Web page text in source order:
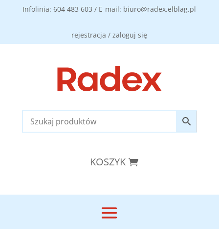
Infolinia: 604 483 603 / E-mail: biuro@radex.elblag.pl
rejestracja / zaloguj się
KOSZYK